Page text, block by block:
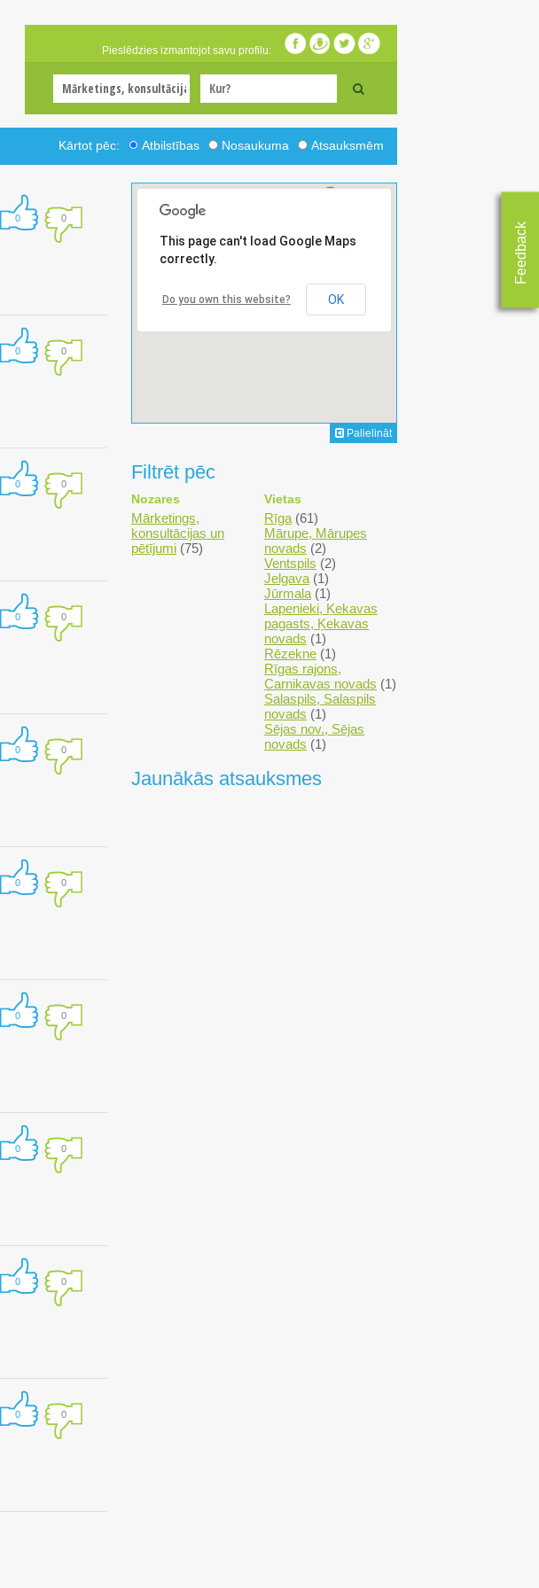
Pieslēdzies izmantojot savu profilu:
Feedback
Kārtot pēc: Atbilstības Nosaukuma Atsauksmēm
0 0
0 0
0 0
0 0
0 0
0 0
0 0
0 0
0 0
0 0
This page can't load Google Maps
correctly.
Do you own this website? OK
Palielināt
Filtrēt pēc
Nozares
Mārketings,
konsultācijas un
pētījumi (75)
Vietas
Rīga (61)
Mārupe, Mārupes
novads (2)
Ventspils (2)
Jelgava (1)
Jūrmala (1)
Lapenieki, Ķekavas
pagasts, Ķekavas
novads (1)
Rēzekne (1)
Rīgas rajons,
Carnikavas novads (1)
Salaspils, Salaspils
novads (1)
Sējas nov., Sējas
novads (1)
Jaunākās atsauksmes